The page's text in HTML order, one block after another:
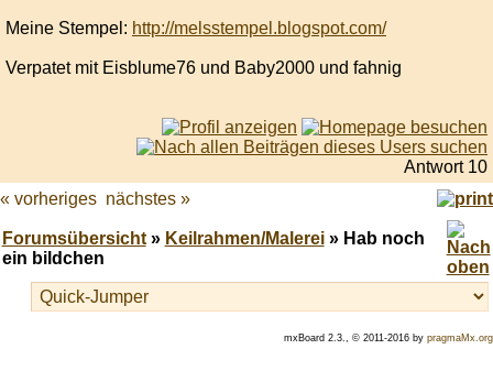
Meine Stempel: http://melsstempel.blogspot.com/
Verpatet mit Eisblume76 und Baby2000 und fahnig
Antwort 10
« vorheriges nächstes »
Forumsübersicht» Keilrahmen/Malerei» Hab noch
ein bildchen
mxBoard 2.3., © 2011-2016 by pragmaMx.org